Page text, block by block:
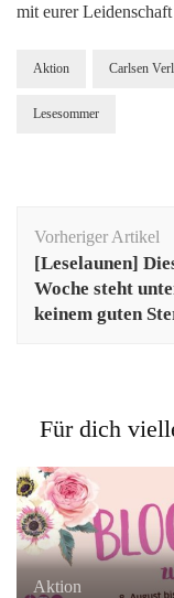
mit eurer
Aktion Carlsen
Lesesommer
Vorheriger Artikel
[Leselaunen]
Woche steht
keinem guten
Für dich
Aktion